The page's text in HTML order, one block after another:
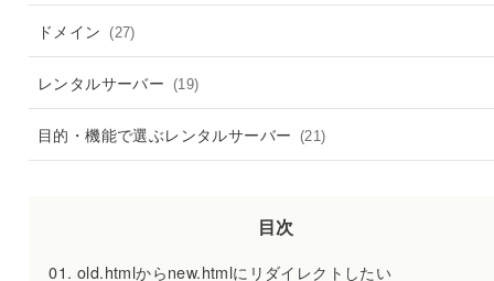
ドメイン (27)
レンタルサーバー (19)
目的・機能で選ぶレンタルサーバー (21)
目次
old.htmlからnew.htmlにリダイレクトしたい